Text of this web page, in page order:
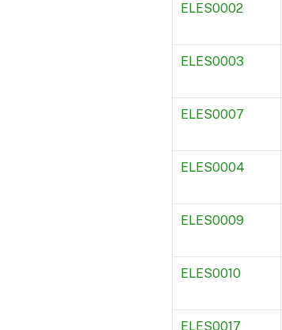
ELES0002
ELES0003
ELES0007
ELES0004
ELES0009
ELES0010
ELES0017